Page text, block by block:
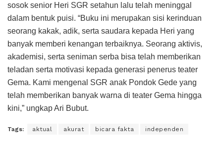
sosok senior Heri SGR setahun lalu telah meninggal
dalam bentuk puisi. “Buku ini merupakan sisi kerinduan
seorang kakak, adik, serta saudara kepada Heri yang
banyak memberi kenangan terbaiknya. Seorang aktivis,
akademisi, serta seniman serba bisa telah memberikan
teladan serta motivasi kepada generasi penerus teater
Gema. Kami mengenal SGR anak Pondok Gede yang
telah memberikan banyak warna di teater Gema hingga
kini,” ungkap Ari Bubut.
Tags: aktual akurat bicara fakta independen